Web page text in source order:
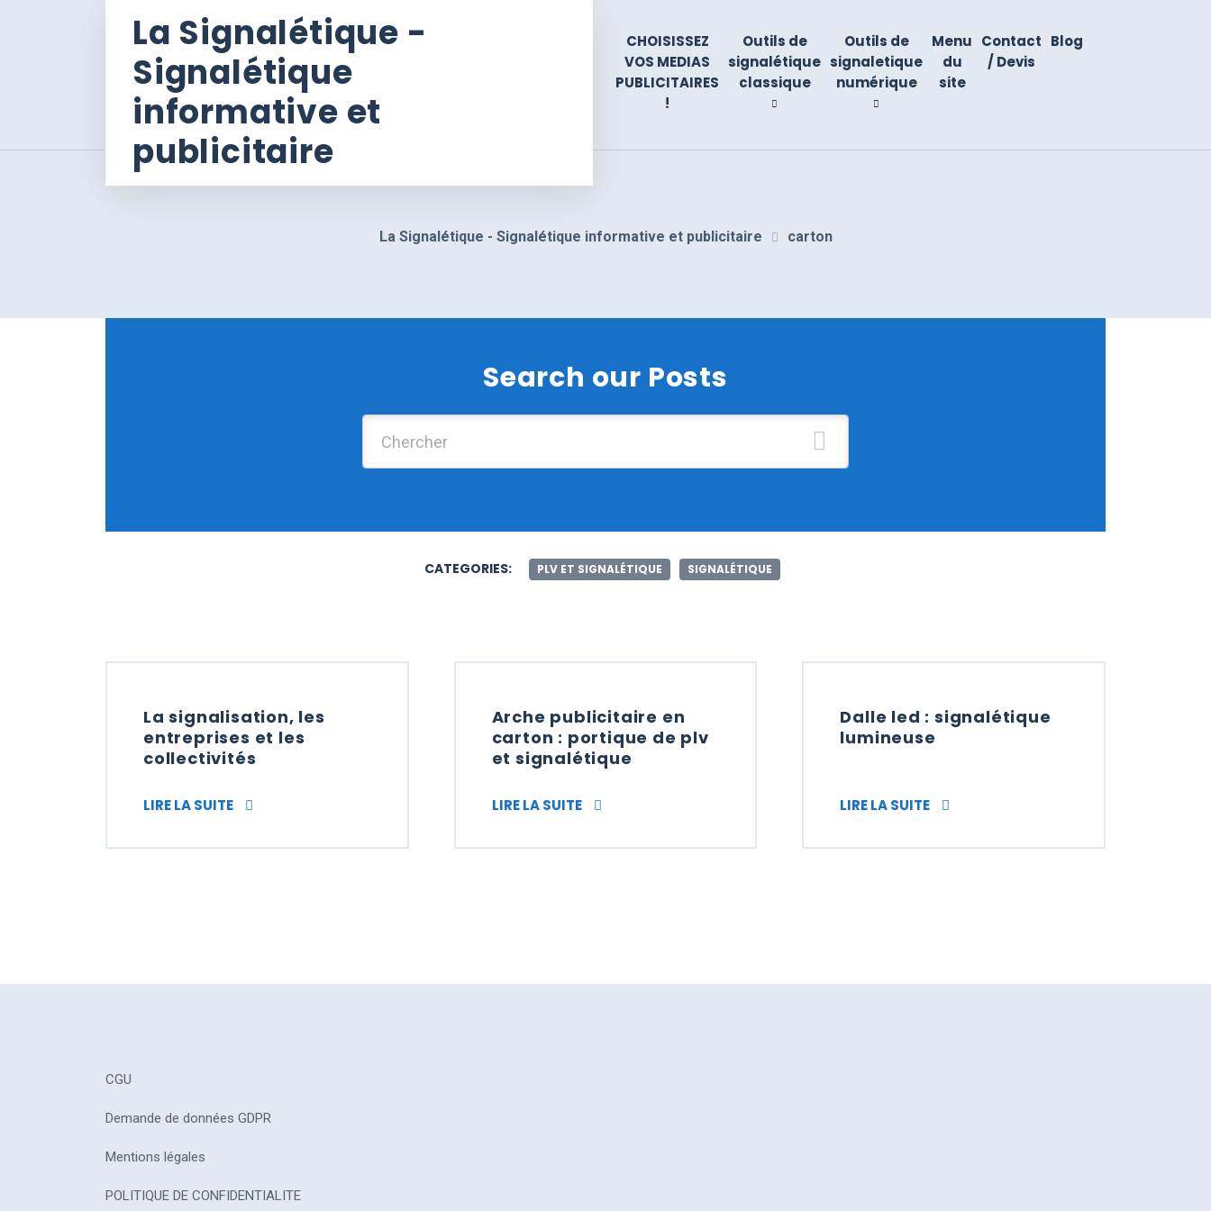
La Signalétique -
Signalétique
informative et
publicitaire
CHOISISSEZ
VOS MEDIAS
PUBLICITAIRES
!
Outils de
signalétique
classique
Outils de
signaletique
numérique
Menu
du
site
Contact
/ Devis
Blog
La Signalétique - Signalétique informative et publicitaire carton
Search our Posts
CATEGORIES: PLV ET SIGNALÉTIQUE SIGNALÉTIQUE
La signalisation, les
entreprises et les
collectivités
LIRE LA SUITE LA SIGNALISATION, LES ENTREPRISES ET LES COLLECTIVITÉS
Arche publicitaire en
carton : portique de plv
et signalétique
LIRE LA SUITE ARCHE PUBLICITAIRE EN CARTON : PORTIQUE DE PLV ET SIGNALÉTIQUE
Dalle led : signalétique
lumineuse
LIRE LA SUITE DALLE LED : SIGNALÉTIQUE LUMINEUSE
CGU
Demande de données GDPR
Mentions légales
POLITIQUE DE CONFIDENTIALITE